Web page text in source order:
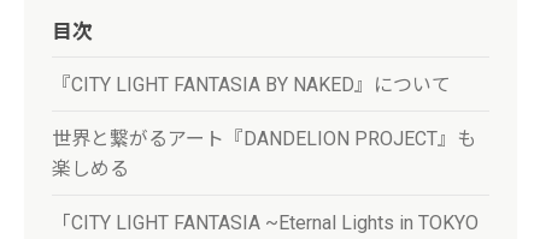
目次
『CITY LIGHT FANTASIA BY NAKED』について
世界と繋がるアート『DANDELION PROJECT』も
楽しめる
「CITY LIGHT FANTASIA ~Eternal Lights in TOKYO